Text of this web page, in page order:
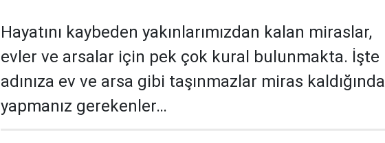
Hayatını kaybeden yakınlarımızdan kalan miraslar,
evler ve arsalar için pek çok kural bulunmakta. İşte
adınıza ev ve arsa gibi taşınmazlar miras kaldığında
yapmanız gerekenler…